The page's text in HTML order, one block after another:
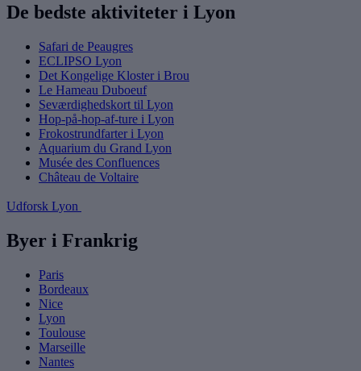
De bedste aktiviteter i Lyon
Safari de Peaugres
ECLIPSO Lyon
Det Kongelige Kloster i Brou
Le Hameau Duboeuf
Seværdighedskort til Lyon
Hop-på-hop-af-ture i Lyon
Frokostrundfarter i Lyon
Aquarium du Grand Lyon
Musée des Confluences
Château de Voltaire
Udforsk Lyon
Byer i Frankrig
Paris
Bordeaux
Nice
Lyon
Toulouse
Marseille
Nantes